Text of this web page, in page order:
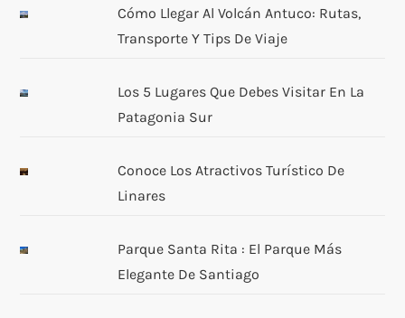
Cómo Llegar Al Volcán Antuco: Rutas,
Transporte Y Tips De Viaje
Los 5 Lugares Que Debes Visitar En La
Patagonia Sur
Conoce Los Atractivos Turístico De
Linares
Parque Santa Rita : El Parque Más
Elegante De Santiago